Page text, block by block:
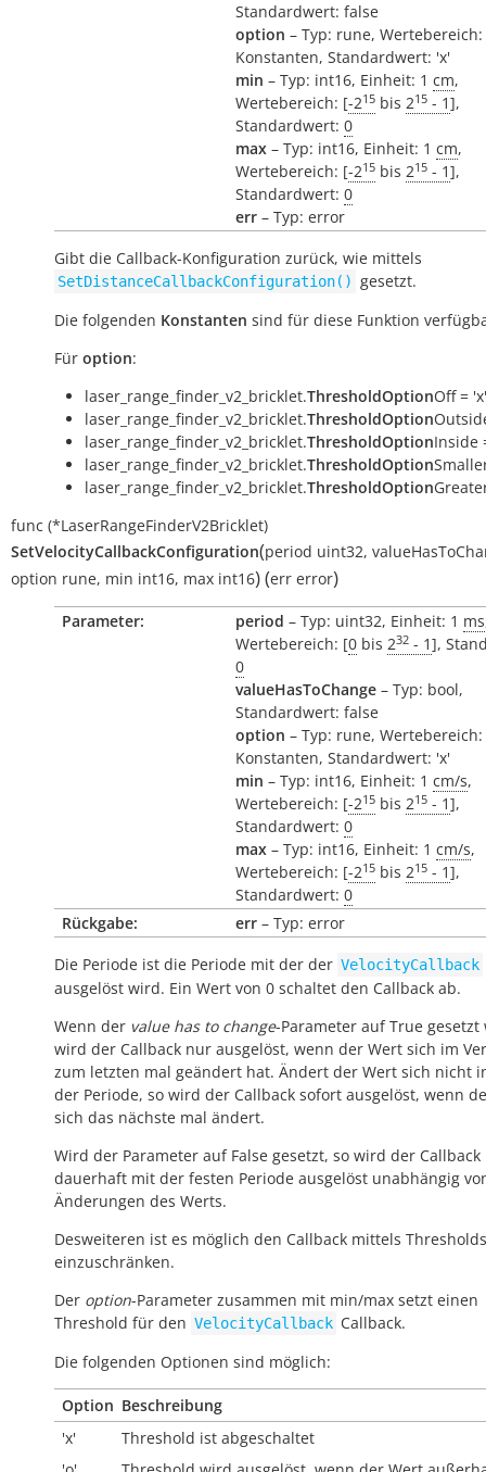
Standardwert: false
option – Typ: rune, Wertebereich:
Konstanten, Standardwert: 'x'
min – Typ: int16, Einheit: 1 cm,
Wertebereich: [-215 bis 215 - 1],
Standardwert: 0
max – Typ: int16, Einheit: 1 cm,
Wertebereich: [-215 bis 215 - 1],
Standardwert: 0
err – Typ: error
Gibt die Callback-Konfiguration zurück, wie mittels
SetDistanceCallbackConfiguration() gesetzt.
Die folgenden Konstanten sind für diese Funktion
Für option:
laser_range_finder_v2_bricklet.ThresholdOptionOff = 'x'
laser_range_finder_v2_bricklet.ThresholdOption
laser_range_finder_v2_bricklet.ThresholdOptionInside
laser_range_finder_v2_bricklet.ThresholdOption
laser_range_finder_v2_bricklet.ThresholdOption
func (*LaserRangeFinderV2Bricklet)
SetVelocityCallbackConfiguration(period uint32,
option rune, min int16, max int16)(err error)
Parameter: period – Typ: uint32, Einheit: 1 ms
Wertebereich: [0 bis 232 - 1],
0
valueHasToChange – Typ: bool,
Standardwert: false
option – Typ: rune, Wertebereich:
Konstanten, Standardwert: 'x'
min – Typ: int16, Einheit: 1 cm/s,
Wertebereich: [-215 bis 215 - 1],
Standardwert: 0
max – Typ: int16, Einheit: 1 cm/s,
Wertebereich: [-215 bis 215 - 1],
Standardwert: 0
Rückgabe:
err – Typ: error
Die Periode ist die Periode mit der der VelocityCallback
ausgelöst wird. Ein Wert von 0 schaltet den Callback ab.
Wenn der value has to change-Parameter auf True gesetzt
wird der Callback nur ausgelöst, wenn der Wert sich im
zum letzten mal geändert hat. Ändert der Wert sich nicht
der Periode, so wird der Callback sofort ausgelöst, wenn
sich das nächste mal ändert.
Wird der Parameter auf False gesetzt, so wird der Callback
dauerhaft mit der festen Periode ausgelöst unabhängig
Änderungen des Werts.
Desweiteren ist es möglich den Callback mittels Thresholds
einzuschränken.
Der option-Parameter zusammen mit min/max setzt einen
Threshold für den VelocityCallback Callback.
Die folgenden Optionen sind möglich:
Option Beschreibung
'x'
Threshold ist abgeschaltet